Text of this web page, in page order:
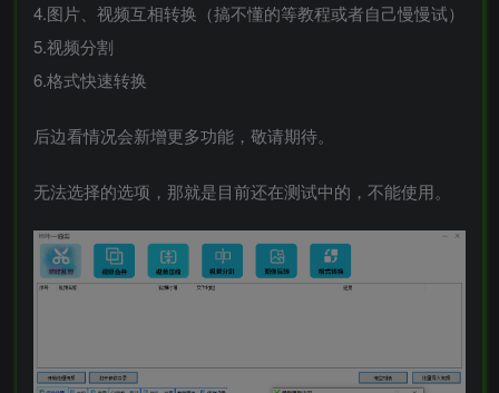
4.图片、视频互相转换（搞不懂的等教程或者自己慢慢试）
5.视频分割
6.格式快速转换
后边看情况会新增更多功能，敬请期待。
无法选择的选项，那就是目前还在测试中的，不能使用。